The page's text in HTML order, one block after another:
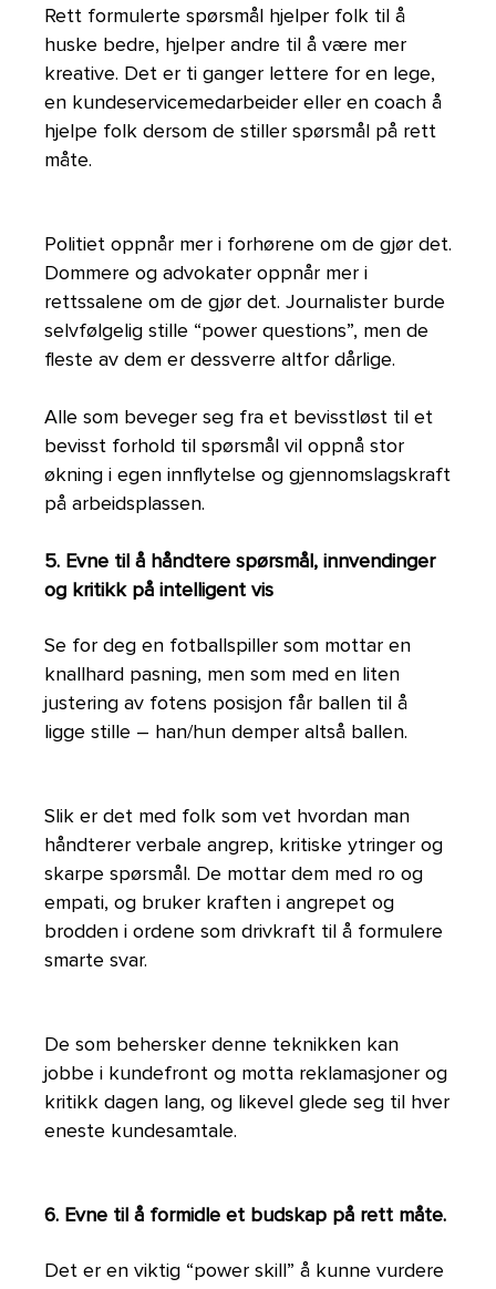
Rett formulerte spørsmål hjelper folk til å
huske bedre, hjelper andre til å være mer
kreative. Det er ti ganger lettere for en lege,
en kundeservicemedarbeider eller en coach å
hjelpe folk dersom de stiller spørsmål på rett
måte.
Politiet oppnår mer i forhørene om de gjør det.
Dommere og advokater oppnår mer i
rettssalene om de gjør det. Journalister burde
selvfølgelig stille “power questions”, men de
fleste av dem er dessverre altfor dårlige.
Alle som beveger seg fra et bevisstløst til et
bevisst forhold til spørsmål vil oppnå stor
økning i egen innflytelse og gjennomslagskraft
på arbeidsplassen.
5. Evne til å håndtere spørsmål, innvendinger
og kritikk på intelligent vis
Se for deg en fotballspiller som mottar en
knallhard pasning, men som med en liten
justering av fotens posisjon får ballen til å
ligge stille – han/hun demper altså ballen.
Slik er det med folk som vet hvordan man
håndterer verbale angrep, kritiske ytringer og
skarpe spørsmål. De mottar dem med ro og
empati, og bruker kraften i angrepet og
brodden i ordene som drivkraft til å formulere
smarte svar.
De som behersker denne teknikken kan
jobbe i kundefront og motta reklamasjoner og
kritikk dagen lang, og likevel glede seg til hver
eneste kundesamtale.
6. Evne til å formidle et budskap på rett måte.
Det er en viktig “power skill” å kunne vurdere